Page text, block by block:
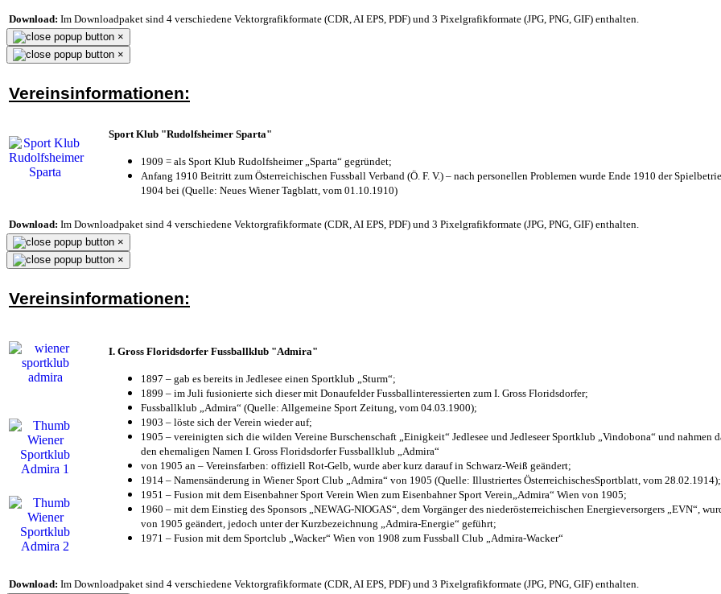
Download: Im Downloadpaket sind 4 verschiedene Vektorgrafikformate (CDR, AI EPS, PDF) und 3 Pixelgrafikformate (JPG, PNG, GIF) enthalten.
×
×
Vereinsinformationen:
Sport Klub "Rudolfsheimer Sparta"
1909 = als Sport Klub Rudolfsheimer „Sparta“ gegründet;
Anfang 1910 Beitritt zum Österreichischen Fussball Verband (Ö. F. V.) – nach personellen Problemen wurde Ende 1910 der
1904 bei (Quelle: Neues Wiener Tagblatt, vom 01.10.1910)
Download: Im Downloadpaket sind 4 verschiedene Vektorgrafikformate (CDR, AI EPS, PDF) und 3 Pixelgrafikformate (JPG, PNG, GIF) enthalten.
×
×
Vereinsinformationen:
I. Gross Floridsdorfer Fussballklub "Admira"
1897 – gab es bereits in Jedlesee einen Sportklub „Sturm“;
1899 – im Juli fusionierte sich dieser mit Donaufelder Fussballinteressierten zum I. Gross Floridsdorfer;
Fussballklub „Admira“ (Quelle: Allgemeine Sport Zeitung, vom 04.03.1900);
1903 – löste sich der Verein wieder auf;
1905 – vereinigten sich die wilden Vereine Burschenschaft „Einigkeit“ Jedlesee und Jedleseer Sportklub „Vindobona“ und nahmen
den ehemaligen Namen I. Gross Floridsdorfer Fussballklub „Admira“
von 1905 an – Vereinsfarben: offiziell Rot-Gelb, wurde aber kurz darauf in Schwarz-Weiß geändert;
1914 – Namensänderung in Wiener Sport Club „Admira“ von 1905 (Quelle: Illustriertes ÖsterreichischesSportblatt, vom 28.02.1914);
1951 – Fusion mit dem Eisenbahner Sport Verein Wien zum Eisenbahner Sport Verein„Admira“ Wien von 1905;
1960 – mit dem Einstieg des Sponsors „NEWAG-NIOGAS“, dem Vorgänger des niederösterreichischen Energieversorgers „EVN“,
von 1905 geändert, jedoch unter der Kurzbezeichnung „Admira-Energie“ geführt;
1971 – Fusion mit dem Sportclub „Wacker“ Wien von 1908 zum Fussball Club „Admira-Wacker“
Download: Im Downloadpaket sind 4 verschiedene Vektorgrafikformate (CDR, AI EPS, PDF) und 3 Pixelgrafikformate (JPG, PNG, GIF) enthalten.